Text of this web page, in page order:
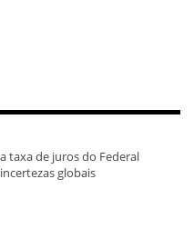
taxa de juros do Federal
globais